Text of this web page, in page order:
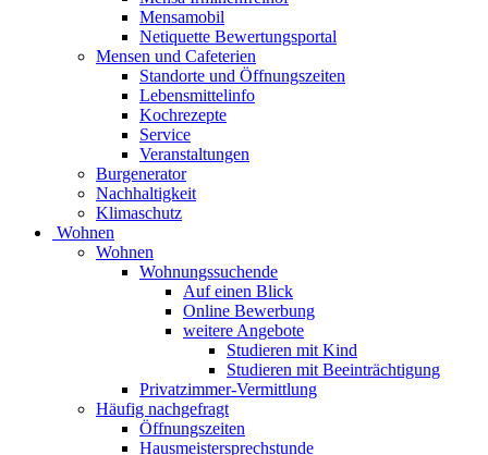
Mensamobil
Netiquette Bewertungsportal
Mensen und Cafeterien
Standorte und Öffnungszeiten
Lebensmittelinfo
Kochrezepte
Service
Veranstaltungen
Burgenerator
Nachhaltigkeit
Klimaschutz
Wohnen
Wohnen
Wohnungssuchende
Auf einen Blick
Online Bewerbung
weitere Angebote
Studieren mit Kind
Studieren mit Beeinträchtigung
Privatzimmer-Vermittlung
Häufig nachgefragt
Öffnungszeiten
Hausmeistersprechstunde